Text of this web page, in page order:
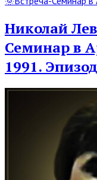
Post
Николай
Семинар в
1991.